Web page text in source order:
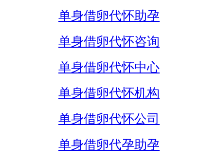
单身借卵代怀助孕
单身借卵代怀咨询
单身借卵代怀中心
单身借卵代怀机构
单身借卵代怀公司
单身借卵代孕助孕